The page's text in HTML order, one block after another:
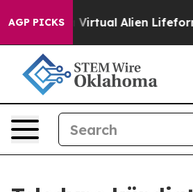
AGP PICKSa Virtual Alien Lifeform